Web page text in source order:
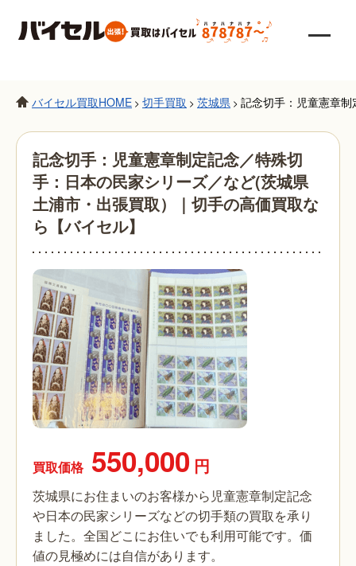
バイセル買取HOME > 切手買取 > 茨城県 > 記念切手：児童憲章
記念切手：児童憲章制定記念／特殊切
手：日本の民家シリーズ／など(茨城県
土浦市・出張買取）｜切手の高価買取な
ら【バイセル】
買取価格 550,000 円
茨城県にお住まいのお客様から児童憲章制定記念
や日本の民家シリーズなどの切手類の買取を承り
ました。全国どこにお住いでも利用可能です。価
値の見極めには自信があります。